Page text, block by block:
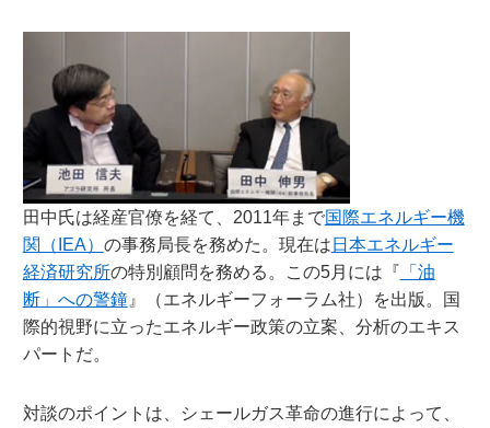
田中氏は経産官僚を経て、2011年まで国際エネルギー機
関（IEA） の事務局長を務めた。現在は 日本エネルギー
経済研究所の特別顧問を務める。この5月には『 「油
断」への警鐘』（エネルギーフォーラム社）を出版。国
際的視野に立ったエネルギー政策の立案、分析のエキス
パートだ。
対談のポイントは、シェールガス革命の進行によって、